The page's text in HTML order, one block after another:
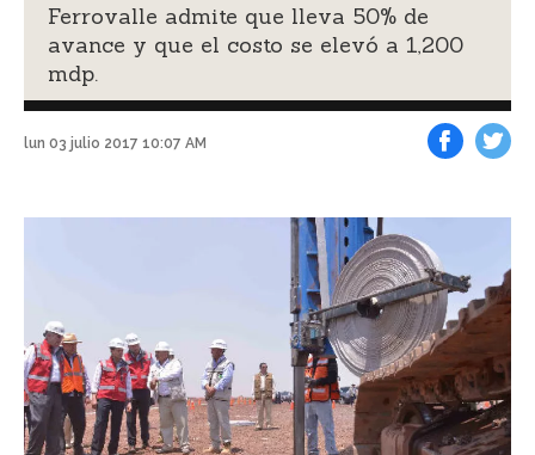
Ferrovalle admite que lleva 50% de
avance y que el costo se elevó a 1,200
mdp.
lun 03 julio 2017 10:07 AM